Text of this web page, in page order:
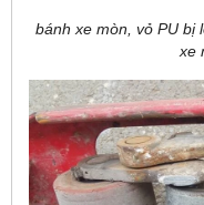
bánh xe mòn, vỏ PU bị
xe